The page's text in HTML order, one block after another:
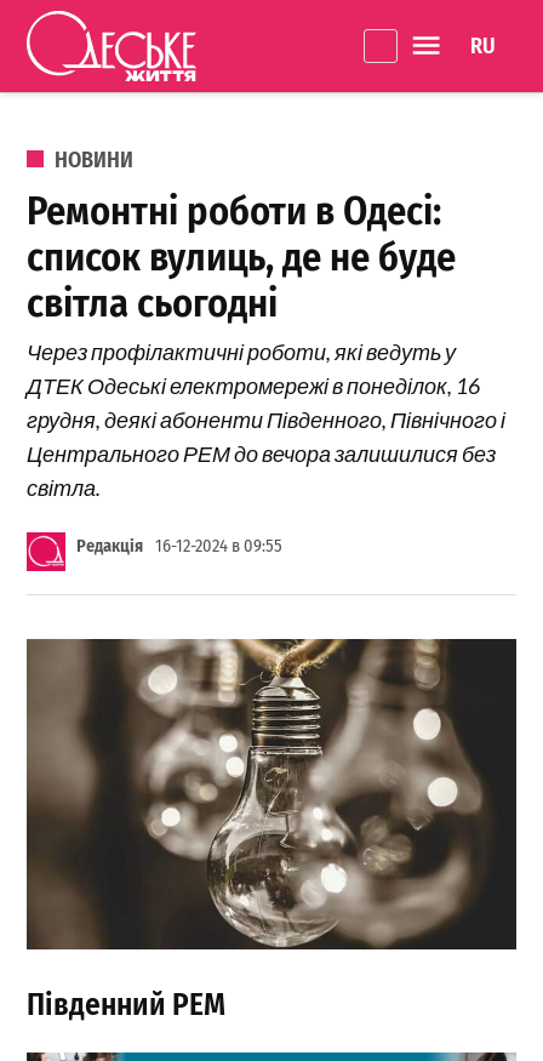
Перейти до вмісту
Життя
ОПУБЛІКОВАНО В
НОВИНИ
Ремонтні роботи в Одесі:
список вулиць, де не буде
світла сьогодні
Через профілактичні роботи, які ведуть у
ДТЕК Одеські електромережі в понеділок, 16
грудня, деякі абоненти Південного, Північного і
Центрального РЕМ до вечора залишилися без
світла.
Редакція 16-12-2024 в 09:55
Південний РЕМ